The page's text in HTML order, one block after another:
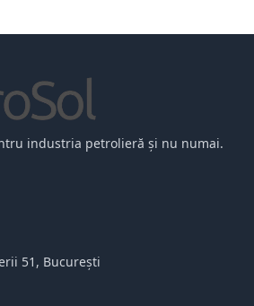
industria petrolieră și nu numai.
51, București